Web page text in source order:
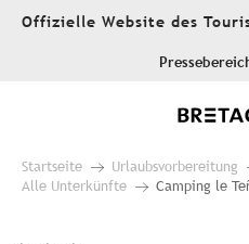
AllerOffizielle Website des
Startseite Urlaubsvorbereitung
Alle Unterkünfte
Camping le